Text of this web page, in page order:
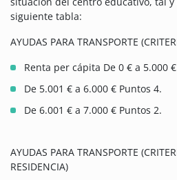
siguiente tabla:
AYUDAS PARA TRANSPORTE
Renta per cápita De 0 € a 5.000
De 5.001 € a 6.000 € Puntos 4.
De 6.001 € a 7.000 € Puntos 2.
AYUDAS PARA TRANSPORTE
RESIDENCIA)